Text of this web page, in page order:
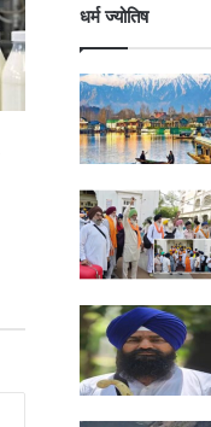
धर्म ज्योतिष